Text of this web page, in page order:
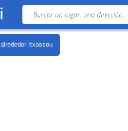
Más puntos de interés alrededor Itxassou